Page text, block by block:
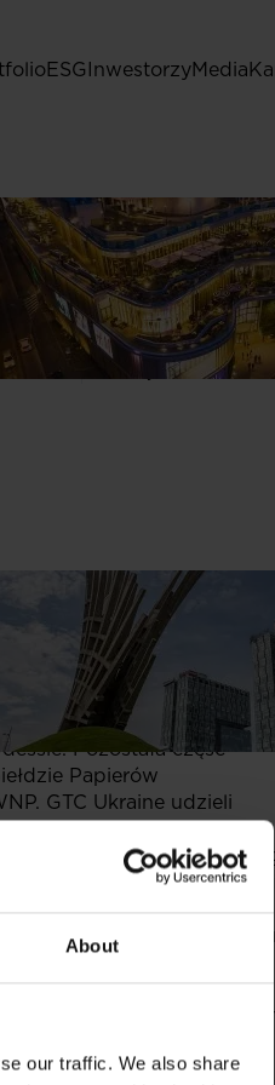
About
our traffic. We also share
ESG Inwestorzy
Walne
Zasady dobrych
Akcjonariat
Analitycy
Dywidendy
Akcje
Emisje
Media
wspólnie wybudują
udział w Europort Ltd –
firma Globe Trade
Pozostała część
Papierów
GTC Ukraine udzieli
Cena nabycia 10%
w Sankt
działce liczącej 4,3 ha
z renomowanymi
partnerem GTC
grupa ubezpieczeniowa,